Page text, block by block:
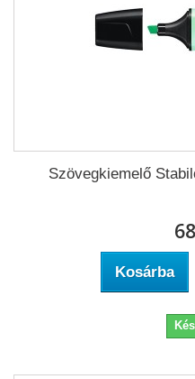
Szövegkiemelő
Kosárba